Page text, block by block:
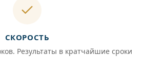
СКОРОСТЬ
Результаты в кратчайшие сроки